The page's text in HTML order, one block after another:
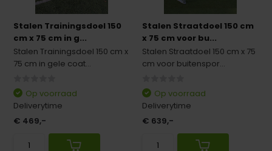
Stalen Trainingsdoel 150
cm x 75 cm in g...
Stalen Trainingsdoel 150 cm x
75 cm in gele coat...
Op voorraad
Deliverytime
€ 469,-
Stalen Straatdoel 150 cm
x 75 cm voor bu...
Stalen Straatdoel 150 cm x 75
cm voor buitenspor...
Op voorraad
Deliverytime
€ 639,-